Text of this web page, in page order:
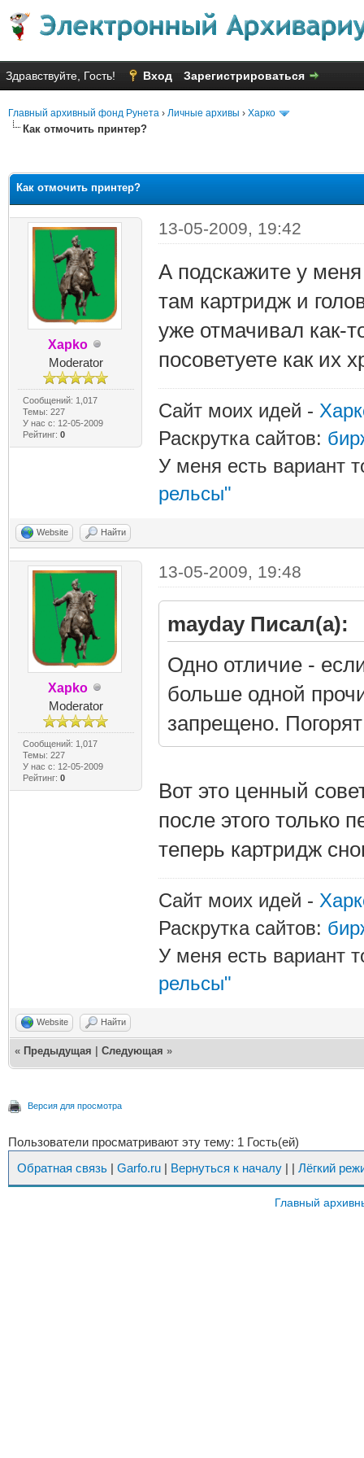
Здравствуйте, Гость! Вход Зарегистрироваться
Главный архивный фонд Рунета › Личные архивы › Харко
Как отмочить принтер?
Как отмочить принтер?
Xapko
Moderator
Сообщений: 1,017
Темы: 227
У нас с: 12-05-2009
Рейтинг: 0
13-05-2009, 19:42
А подскажите у
там картридж и
уже отмачивал как-
посоветуете как их
Сайт моих идей -
Раскрутка сайтов:
У меня есть вариант
рельсы"
Website Найти
Xapko
Moderator
Сообщений: 1,017
Темы: 227
У нас с: 12-05-2009
Рейтинг: 0
13-05-2009, 19:48
mayday Писал(а):
Одно отличие -
больше одной
запрещено.
Вот это ценный
после этого только
теперь картридж
Сайт моих идей -
Раскрутка сайтов:
У меня есть вариант
рельсы"
Website Найти
« Предыдущая Следующая »
Версия для просмотра
Пользователи просматривают эту тему: 1 Гость(ей)
Обратная связь | Garfo.ru | Вернуться к началу | | Лёгкий
Главный